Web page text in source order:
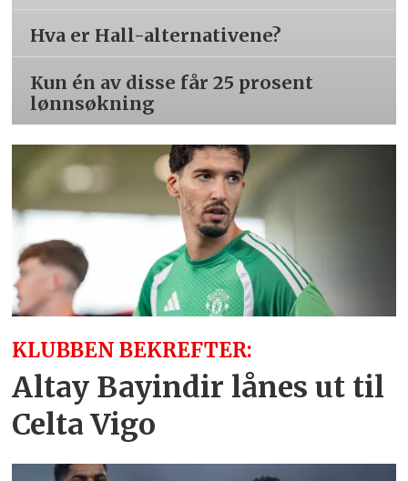
Hva er Hall-alternativene?
Kun én av disse får 25 prosent
lønnsøkning
KLUBBEN BEKREFTER:
Altay Bayindir lånes ut til
Celta Vigo